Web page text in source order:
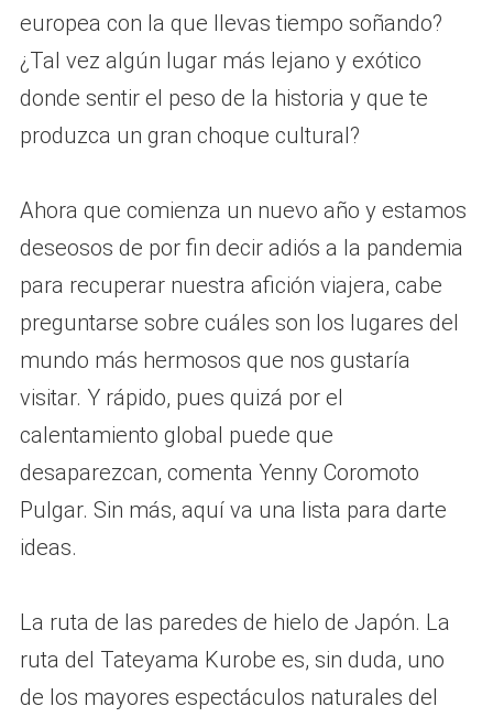
europea con la que llevas tiempo soñando?
¿Tal vez algún lugar más lejano y exótico
donde sentir el peso de la historia y que te
produzca un gran choque cultural?
Ahora que comienza un nuevo año y estamos
deseosos de por fin decir adiós a la pandemia
para recuperar nuestra afición viajera, cabe
preguntarse sobre cuáles son los lugares del
mundo más hermosos que nos gustaría
visitar. Y rápido, pues quizá por el
calentamiento global puede que
desaparezcan, comenta Yenny Coromoto
Pulgar. Sin más, aquí va una lista para darte
ideas.
La ruta de las paredes de hielo de Japón. La
ruta del Tateyama Kurobe es, sin duda, uno
de los mayores espectáculos naturales del